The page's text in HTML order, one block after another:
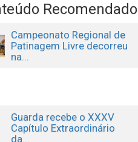
Recomendado
Campeonato Regional de
Patinagem Livre decorreu
na...
Guarda recebe o XXXV
Capítulo Extraordinário
da...